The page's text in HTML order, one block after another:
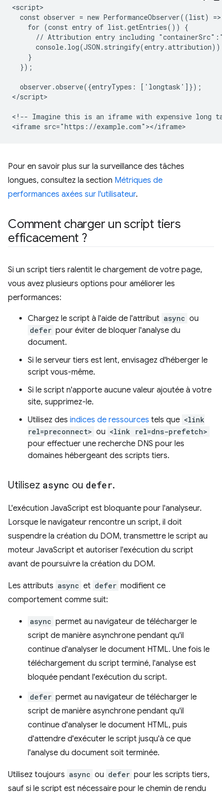
<script>
const observer = new PerformanceObserver((list)
    for (const entry of list.getEntries()) {
// Attribution entry including
    }
  });
  observer.observe({entryTypes: ['longtask']});
</script>
<!-- Imagine this is an iframe with expensive long
Pour en savoir plus sur la surveillance des tâches
longues, consultez la section Métriques de
performances axées sur l'utilisateur.
Comment charger un script tiers
efficacement ?
Si un script tiers ralentit le chargement de votre page,
vous avez plusieurs options pour améliorer les
performances:
Chargez le script à l'aide de l'attribut async ou
defer pour éviter de bloquer l'analyse du
document.
Si le serveur tiers est lent, envisagez d'héberger le
script vous-même.
Si le script n'apporte aucune valeur ajoutée à votre
site, supprimez-le.
Utilisez des indices de ressources tels que <link
rel=preconnect> ou <link rel=dns-prefetch>
pour effectuer une recherche DNS pour les
domaines hébergeant des scripts tiers.
Utilisez async ou defer.
L'exécution JavaScript est bloquante pour l'analyseur.
Lorsque le navigateur rencontre un script, il doit
suspendre la création du DOM, transmettre le script au
moteur JavaScript et autoriser l'exécution du script
avant de poursuivre la création du DOM.
Les attributs async et defer modifient ce
comportement comme suit:
async permet au navigateur de télécharger le
script de manière asynchrone pendant qu'il
continue d'analyser le document HTML. Une fois le
téléchargement du script terminé, l'analyse est
bloquée pendant l'exécution du script.
defer permet au navigateur de télécharger le
script de manière asynchrone pendant qu'il
continue d'analyser le document HTML, puis
d'attendre d'exécuter le script jusqu'à ce que
l'analyse du document soit terminée.
Utilisez toujours async ou defer pour les scripts tiers,
sauf si le script est nécessaire pour le chemin de rendu